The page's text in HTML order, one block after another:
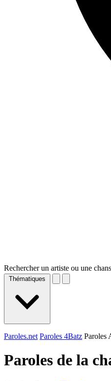
Rechercher un artiste ou une
Thématiques
Paroles.net Paroles 4Batz Paroles
Paroles de la